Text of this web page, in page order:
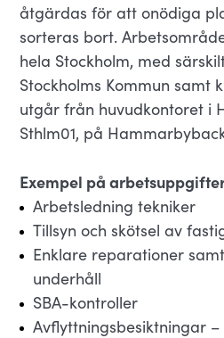
åtgärdas för att onödiga
sorteras bort.
hela Stockholm, med
Stockholms Kommun samt
utgår från huvudkontoret i
Sthlm01, på
Exempel på
Arbetsledning tekniker
Tillsyn och skötsel av
Enklare reparationer
underhåll
SBA-kontroller
Avflyttningsbesiktningar